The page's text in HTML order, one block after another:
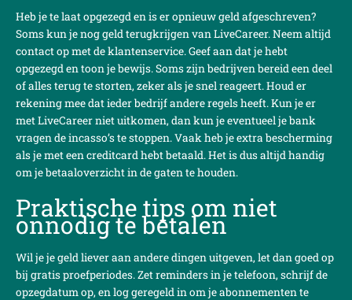
Heb je te laat opgezegd en is er opnieuw geld afgeschreven?
Soms kun je nog geld terugkrijgen van LiveCareer. Neem altijd
contact op met de klantenservice. Geef aan dat je hebt
opgezegd en toon je bewijs. Soms zijn bedrijven bereid een deel
of alles terug te storten, zeker als je snel reageert. Houd er
rekening mee dat ieder bedrijf andere regels heeft. Kun je er
met LiveCareer niet uitkomen, dan kun je eventueel je bank
vragen de incasso’s te stoppen. Vaak heb je extra bescherming
als je met een creditcard hebt betaald. Het is dus altijd handig
om je betaaloverzicht in de gaten te houden.
Praktische tips om niet
onnodig te betalen
Wil je je geld liever aan andere dingen uitgeven, let dan goed op
bij gratis proefperiodes. Zet reminders in je telefoon, schrijf de
opzegdatum op, en log geregeld in om je abonnementen te